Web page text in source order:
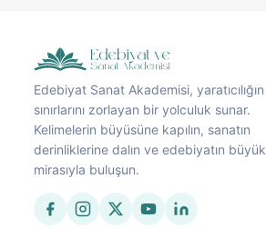
Edebiyat Sanat Akademisi, yaratıcılığın
sınırlarını zorlayan bir yolculuk sunar.
Kelimelerin büyüsüne kapılın, sanatın
derinliklerine dalın ve edebiyatın büyük
mirasıyla buluşun.